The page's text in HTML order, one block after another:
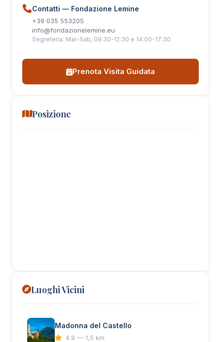
Contatti — Fondazione Lemine
+39 035 553205
info@fondazionelemine.eu
Segreteria: Mar-Sab, 09:30-12:30 e 14:00-17:30
Prenota Visita Guidata
Posizione
Luoghi Vicini
Madonna del Castello
4.9 — 1,5 km